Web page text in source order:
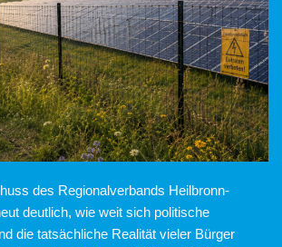
des Regionalverbands Heilbronn-
deutlich, wie weit sich politische
die tatsächliche Realität vieler Bürger